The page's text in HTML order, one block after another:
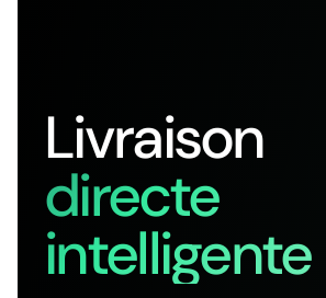
Livraison
directe
intelligente